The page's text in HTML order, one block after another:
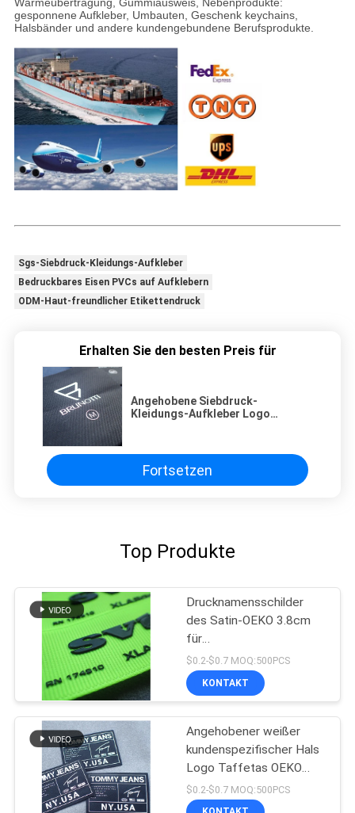
gesponnene Aufkleber, Umbauten, Geschenk keychains,
Halsbänder und andere kundengebundene Berufsprodukte.
Sgs-Siebdruck-Kleidungs-Aufkleber
Bedruckbares Eisen PVCs auf Aufklebern
ODM-Haut-freundlicher Etikettendruck
Erhalten Sie den besten Preis für
Angehobene Siebdruck-
Kleidungs-Aufkleber Logo
Fortsetzen
Top Produkte
Drucknamensschilder
des Satin-OEKO 3.8cm
für
Kleidungsdrucksilikonaufkleber
$0.2-$0.7 MOQ:500PCS
KONTAKT
Angehobener weißer
kundenspezifischer Hals
Logo Taffetas OEKO
beschriftet Seidendruck-
Silikon
$0.2-$0.7 MOQ:500PCS